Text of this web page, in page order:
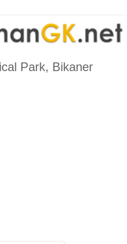
Park, Bikaner